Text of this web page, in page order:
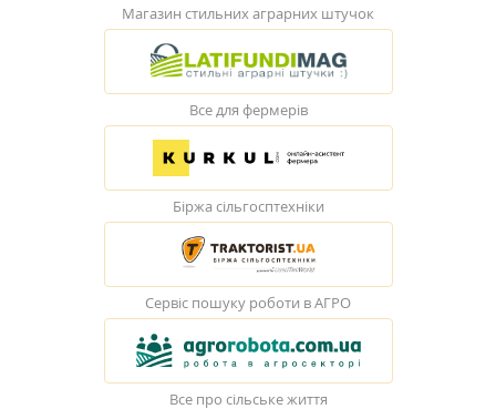
Магазин стильних аграрних штучок
Все для фермерів
Біржа сільгосптехніки
Сервіс пошуку роботи в АГРО
Все про сільське життя